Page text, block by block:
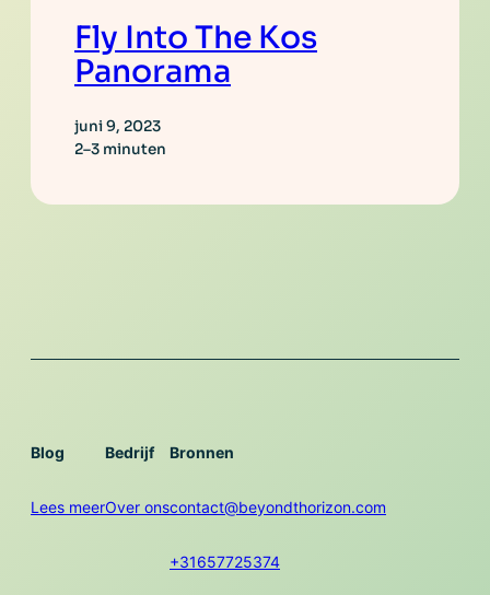
Fly Into The Kos
Panorama
juni 9, 2023
2–3 minuten
Blog
Lees meer
Bedrijf
Over ons
Bronnen
contact@beyondthorizon.com
+31657725374